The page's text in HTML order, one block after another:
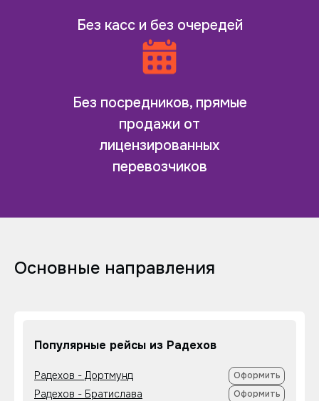
Без касс и без очередей
Без посредников, прямые
продажи от
лицензированных
перевозчиков
Основные направления
Популярные рейсы из Радехов
Радехов - Дортмунд Оформить
Радехов - Братислава Оформить